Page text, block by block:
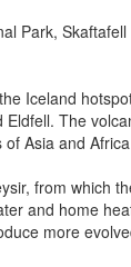
The
Asia and
from which
and home
more